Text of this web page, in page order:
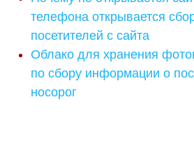
телефона открывается
посетителей с сайта
Облако для хранения
по сбору информации о
носорог